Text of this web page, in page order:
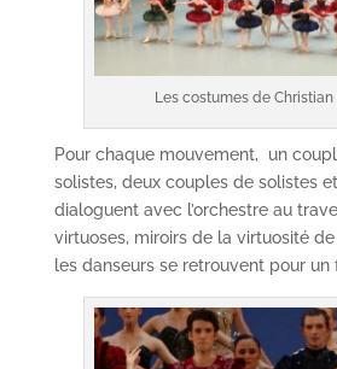
Les costumes de
Pour chaque mouvement, un
solistes, deux couples de solistes
dialoguent avec l’orchestre au
virtuoses, miroirs de la virtuosité
les danseurs se retrouvent pour un